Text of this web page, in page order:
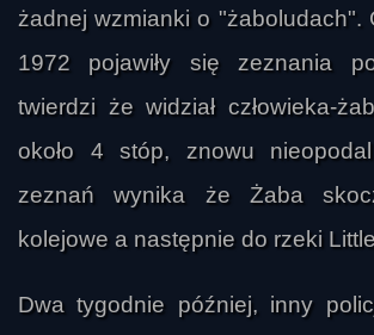
żadnej wzmianki o "żaboludach".
1972 pojawiły się zeznania
twierdzi że widział człowieka-
około 4 stóp, znowu
zeznań wynika że Żaba
kolejowe a następnie do rzeki
Dwa tygodnie później, inny